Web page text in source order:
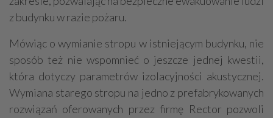
z budynku w razie pożaru.
Mówiąc o wymianie stropu w istniejącym budynku, nie
sposób też nie wspomnieć o jeszcze jednej kwestii,
która dotyczy parametrów izolacyjności akustycznej.
Wymiana starego stropu na jedno z prefabrykowanych
rozwiązań oferowanych przez firmę Rector pozwoli